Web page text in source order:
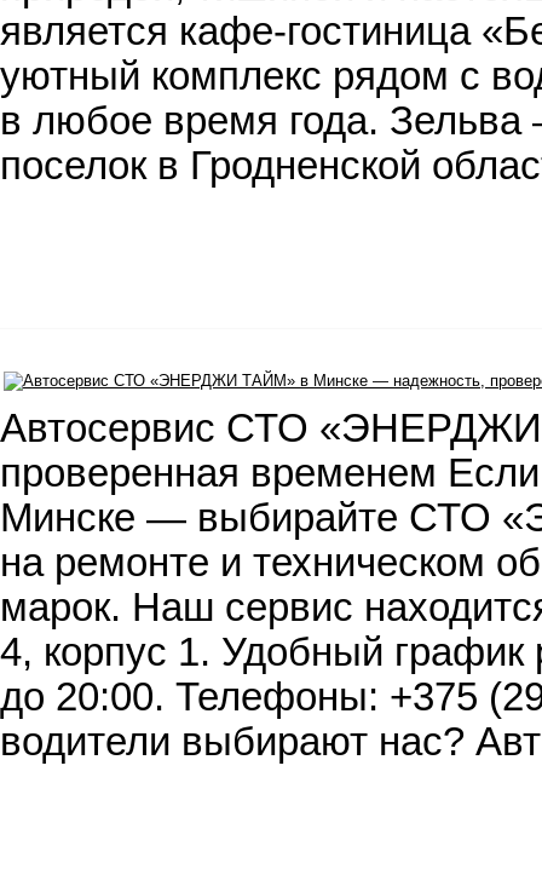
является кафе-гостиница
уютный комплекс рядом с
в любое время года.
поселок в Гродненской
Автосервис СТО
проверенная временем
Минске — выбирайте СТО
на ремонте и техническом
марок. Наш сервис
4, корпус 1. Удобный график
до 20:00. Телефоны: +375
водители выбирают нас?